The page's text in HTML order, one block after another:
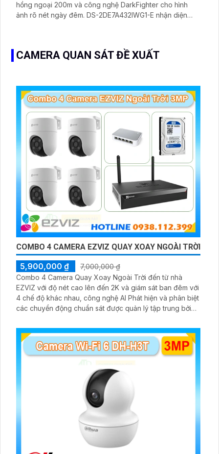
hồng ngoại 200m và công nghệ DarkFighter cho hình
ảnh rõ nét ngày đêm. DS-2DE7A432IWG1-E nhận diện
CAMERA QUAN SÁT ĐỀ XUẤT
COMBO 4 CAMERA EZVIZ QUAY XOAY NGOÀI TRỜI
5,900,000 ₫
7,000,000 ₫
Combo 4 Camera Quay Xoay Ngoài Trời đến từ nhà
EZVIZ với độ nét cao lên đến 2K và giám sát ban đêm với
4 chế độ khác nhau, công nghệ AI Phát hiện và phân biệt
các chuyển động chuẩn sát được quản lý tập trung bởi